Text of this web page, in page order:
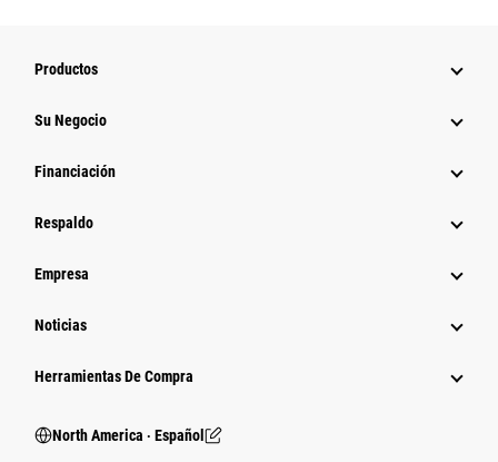
Productos
Su Negocio
Financiación
Respaldo
Empresa
Noticias
Herramientas De Compra
North America ‧ Español